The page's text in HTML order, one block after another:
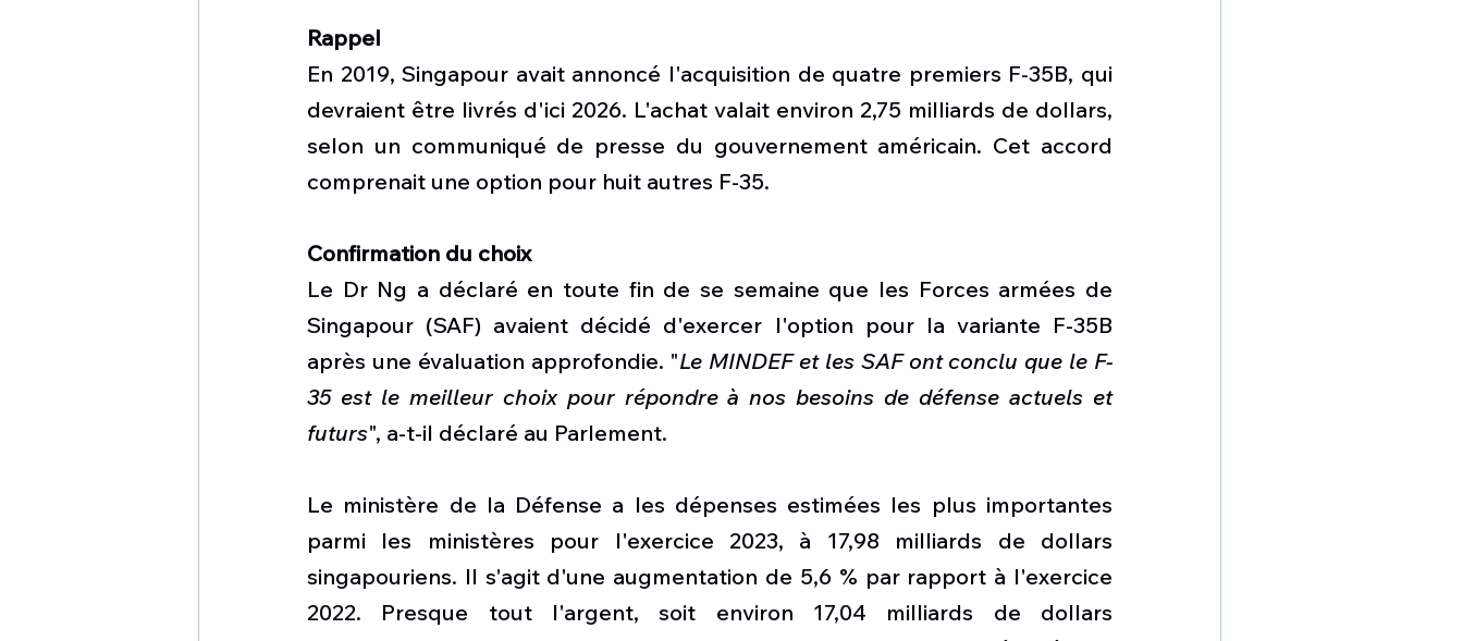
Rappel
En 2019, Singapour avait annoncé l'acquisition de quatre premiers F-35B, qui
devraient être livrés d'ici 2026. L'achat valait environ 2,75 milliards de dollars,
selon un communiqué de presse du gouvernement américain. Cet accord
comprenait une option pour huit autres F-35.
Confirmation du choix
Le Dr Ng a déclaré en toute fin de se semaine que les Forces armées de
Singapour (SAF) avaient décidé d'exercer l'option pour la variante F-35B
après une évaluation approfondie. "Le MINDEF et les SAF ont conclu que le F-
35 est le meilleur choix pour répondre à nos besoins de défense actuels et
futurs", a-t-il déclaré au Parlement.
Le ministère de la Défense a les dépenses estimées les plus importantes
parmi les ministères pour l'exercice 2023, à 17,98 milliards de dollars
singapouriens. Il s'agit d'une augmentation de 5,6 % par rapport à l'exercice
2022. Presque tout l'argent, soit environ 17,04 milliards de dollars